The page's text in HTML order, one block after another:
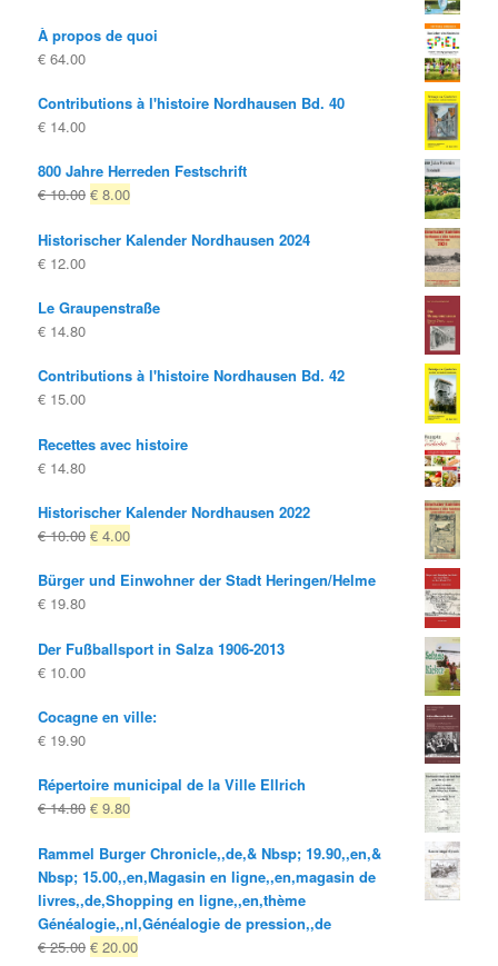
À propos de quoi
€ 64.00
Contributions à l'histoire Nordhausen Bd. 40
€ 14.00
800 Jahre Herreden Festschrift
€10.00 Le
d'origine
€ 8.00Le
actuel
Historischer Kalender Nordhausen 2024
€ 12.00
Le Graupenstraße
€ 14.80
Contributions à l'histoire Nordhausen Bd. 42
€ 15.00
Recettes avec histoire
€ 14.80
Historischer Kalender Nordhausen 2022
€10.00 Le
d'origine
€ 4.00Le
actuel
Bürger und Einwohner der Stadt Heringen/Helme
€ 19.80
Der Fußballsport in Salza 1906-2013
€ 10.00
Cocagne en ville:
€ 19.90
Répertoire municipal de la Ville Ellrich
€14.80 Le
d'origine
était:
€ 14.80
€ 9.80Le
actuel
est:
€ 9.80.
Rammel Burger Chronicle,,de,& Nbsp; 19.90,,en,&
Nbsp; 15.00,,en,Magasin en ligne,,en,magasin de
livres,,de,Shopping en ligne,,en,thème
Généalogie,,nl,Généalogie de pression,,de
€25.00 Le
€ 20.00Le